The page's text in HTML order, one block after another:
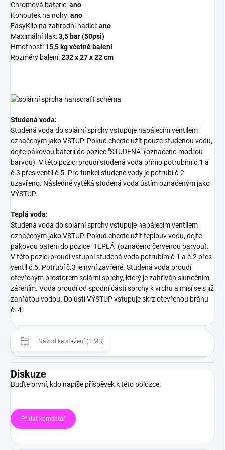
Chromová baterie:ano
Kohoutek na nohy:ano
EasyKlip na zahradní hadici:ano
Maximální tlak:3,5 bar (50psi)
Hmotnost: 15,5 kg včetně balení
Rozměry balení:232 x 27 x 22 cm
Studená voda:
Studená voda do solární sprchy vstupuje napájecím ventilem
označeným jako VSTUP. Pokud chcete užít pouze studenou vodu,
dejte pákovou baterii do pozice "STUDENÁ" (označeno modrou
barvou). V této pozici proudí studená voda přímo potrubím č.1 a
č.3 přes ventil č.5. Pro funkci studené vody je potrubí č.2
uzavřeno. Následně vytéká studená voda ústím označeným jako
VÝSTUP.
Teplá voda:
Studená voda do solární sprchy vstupuje napájecím ventilem
označeným jako VSTUP. Pokud chcete užít teplouv vodu, dejte
pákovou baterii do pozice "TEPLÁ" (označeno červenou barvou).
V této pozici proudí vstupní studená voda potrubím č.1 a č.2 přes
ventil č.5. Potrubí č.3 je nyní zavřené. Studená voda proudí
otevřeným prostorem solární sprchy, který je zahříván slunečním
zářením. Voda proudí od spodní části sprchy k vrchu a mísí se s již
zahřátou vodou. Do ústí VÝSTUP vstupuje skrz otevřenou bránu
č. 4.
Návod ke stažení (1 MB)
Diskuze
Buďte první, kdo napíše příspěvek k této položce.
Přidat komentář